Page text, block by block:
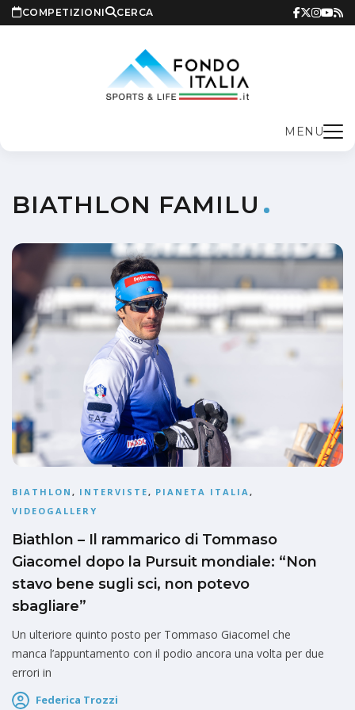
COMPETIZIONI CERCA
MENU
BIATHLON FAMILU
BIATHLON , INTERVISTE, PIANETA ITALIA,
VIDEOGALLERY
Biathlon – Il rammarico di Tommaso
Giacomel dopo la Pursuit mondiale: “Non
stavo bene sugli sci, non potevo
sbagliare”
Un ulteriore quinto posto per Tommaso Giacomel che
manca l’appuntamento con il podio ancora una volta per due
errori in
Federica Trozzi